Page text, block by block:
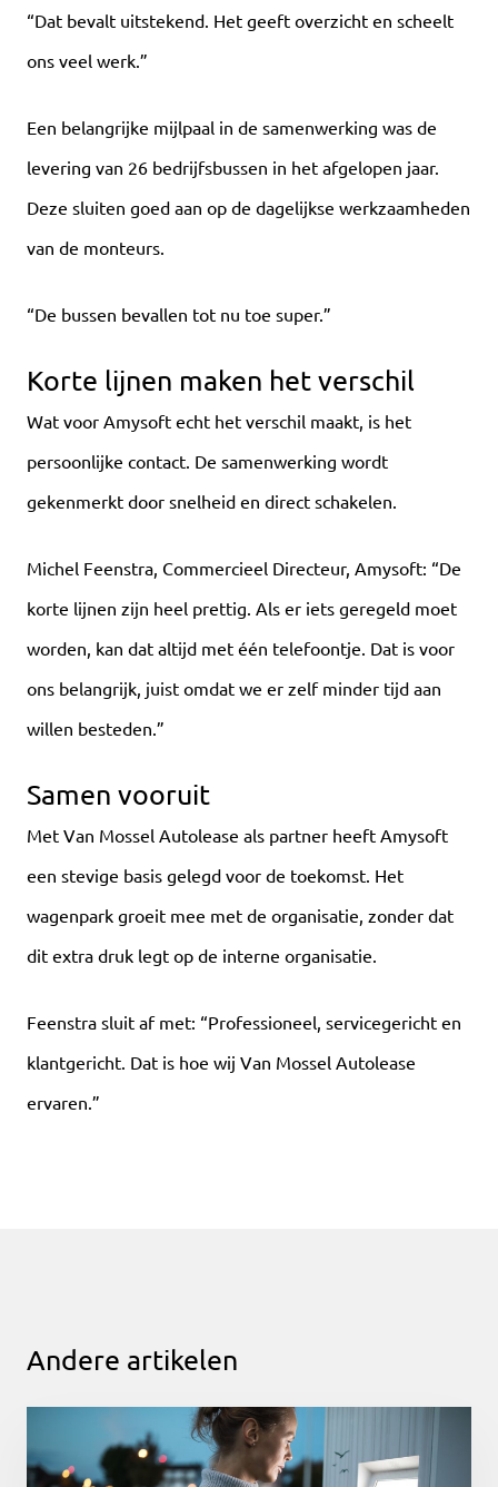
“Dat bevalt uitstekend. Het geeft overzicht en scheelt
ons veel werk.”
Een belangrijke mijlpaal in de samenwerking was de
levering van 26 bedrijfsbussen in het afgelopen jaar.
Deze sluiten goed aan op de dagelijkse werkzaamheden
van de monteurs.
“De bussen bevallen tot nu toe super.”
Korte lijnen maken het verschil
Wat voor Amysoft echt het verschil maakt, is het
persoonlijke contact. De samenwerking wordt
gekenmerkt door snelheid en direct schakelen.
Michel Feenstra, Commercieel Directeur, Amysoft: “De
korte lijnen zijn heel prettig. Als er iets geregeld moet
worden, kan dat altijd met één telefoontje. Dat is voor
ons belangrijk, juist omdat we er zelf minder tijd aan
willen besteden.”
Samen vooruit
Met Van Mossel Autolease als partner heeft Amysoft
een stevige basis gelegd voor de toekomst. Het
wagenpark groeit mee met de organisatie, zonder dat
dit extra druk legt op de interne organisatie.
Feenstra sluit af met: “Professioneel, servicegericht en
klantgericht. Dat is hoe wij Van Mossel Autolease
ervaren.”
Andere artikelen